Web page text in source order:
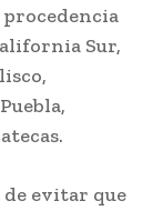
Sur,
de evitar que